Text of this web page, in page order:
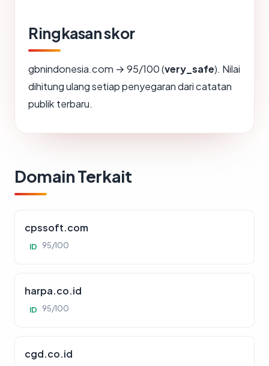
Ringkasan skor
gbnindonesia.com → 95/100 (very_safe). Nilai
dihitung ulang setiap penyegaran dari catatan
publik terbaru.
Domain Terkait
cpssoft.com
ID 95/100
harpa.co.id
ID 95/100
cgd.co.id